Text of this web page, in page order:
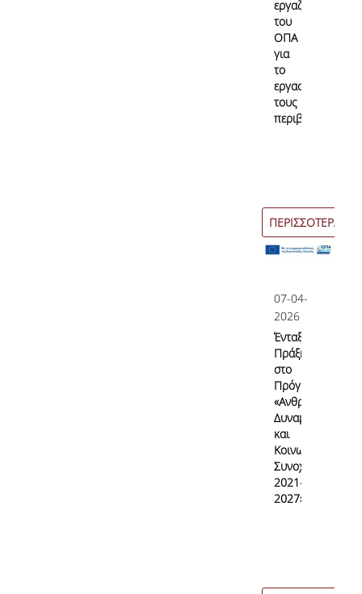
εργαζόμενοι
του
ΟΠΑ
για
το
εργασιακό
τους
περιβάλλον;
ΠΕΡΙΣΣΟΤΕΡΑ
07-04-
2026
Ένταξη
Πράξης
στο
Πρόγραμμα
«Ανθρώπινο
Δυναμικό
και
Κοινωνική
Συνοχή
2021–
2027»